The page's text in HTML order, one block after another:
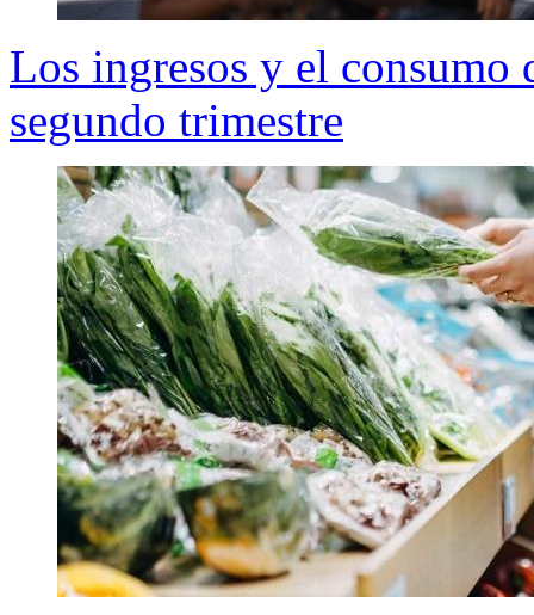
Los ingresos y el consumo
segundo trimestre